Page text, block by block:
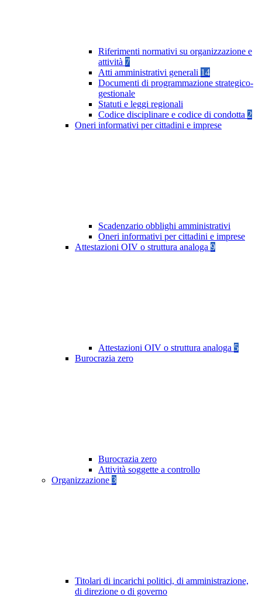
Riferimenti normativi su organizzazione e
attività 7
Atti amministrativi generali 14
Documenti di programmazione strategico-
gestionale
Statuti e leggi regionali
Codice disciplinare e codice di condotta 2
Oneri informativi per cittadini e imprese
Scadenzario obblighi amministrativi
Oneri informativi per cittadini e imprese
Attestazioni OIV o struttura analoga 9
Attestazioni OIV o struttura analoga 5
Burocrazia zero
Burocrazia zero
Attività soggette a controllo
Organizzazione 3
Titolari di incarichi politici, di amministrazione,
di direzione o di governo